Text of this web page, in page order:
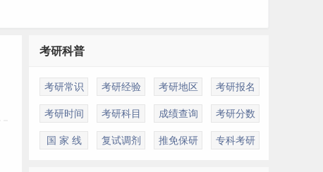
考研科普
考研常识 考研经验 考研地区 考研报名
考研时间 考研科目 成绩查询 考研分数
国 家 线 复试调剂 推免保研 专科考研